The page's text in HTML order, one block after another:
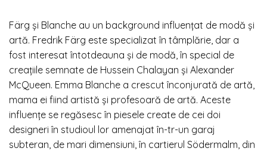
Färg și Blanche au un background influențat de modă și
artă. Fredrik Färg este specializat în tâmplărie, dar a
fost interesat întotdeauna și de modă, în special de
creațiile semnate de Hussein Chalayan și Alexander
McQueen. Emma Blanche a crescut înconjurată de artă,
mama ei fiind artistă și profesoară de artă. Aceste
influențe se regăsesc în piesele create de cei doi
designeri în studioul lor amenajat în-tr-un garaj
subteran, de mari dimensiuni, în cartierul Södermalm, din